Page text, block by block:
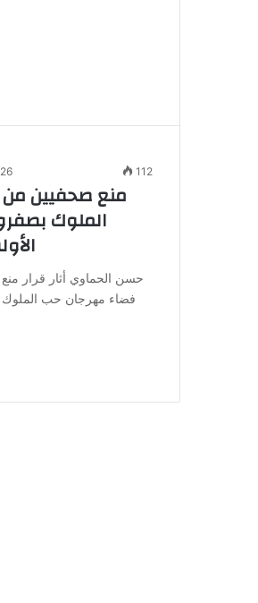
112
منع صحفيين
الملوك
حسن الحماوي أثار قرار
فضاء مهرجان حب